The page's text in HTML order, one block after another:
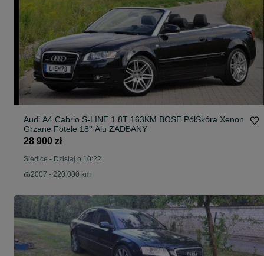
Audi A4 Cabrio S-LINE 1.8T 163KM BOSE PółSkóra Xenon
Grzane Fotele 18'' Alu ZADBANY
28 900 zł
Siedlce - Dzisiaj o 10:22
2007 - 220 000 km